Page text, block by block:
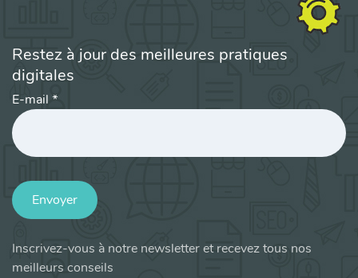
Restez à jour des meilleures pratiques
digitales
E-mail *
Envoyer
Inscrivez-vous à notre newsletter et recevez tous nos
meilleurs conseils